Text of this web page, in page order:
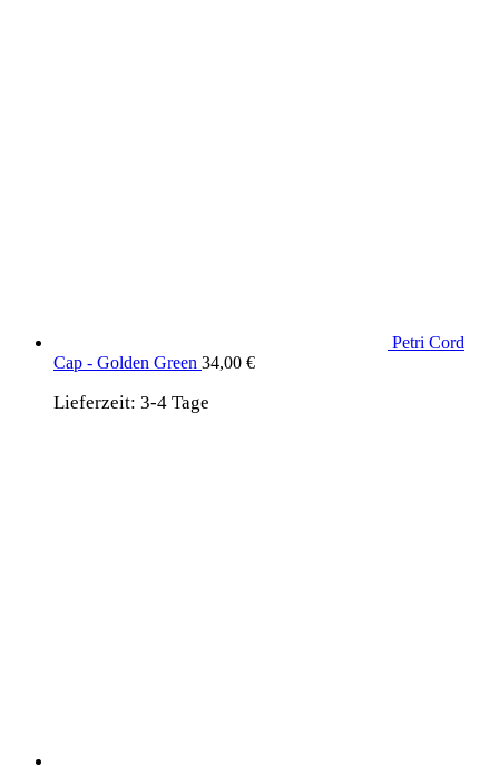
Petri Cord
Cap - Golden Green 34,00 €
Lieferzeit: 3-4 Tage